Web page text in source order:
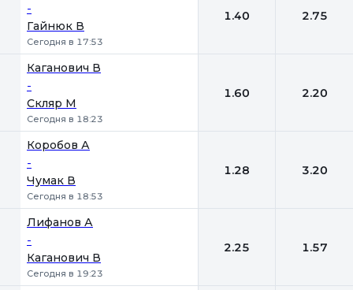
-
Гайнюк В
Сегодня в 17:53
1.40 2.75
Каганович В
-
Скляр М
Сегодня в 18:23
1.60 2.20
Коробов А
-
Чумак В
Сегодня в 18:53
1.28 3.20
Лифанов А
-
Каганович В
Сегодня в 19:23
2.25 1.57